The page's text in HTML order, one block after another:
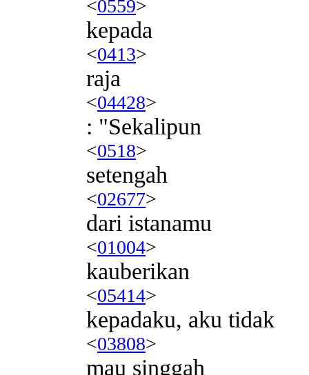
<0559>
kepada
<0413>
raja
<04428>
: "Sekalipun
<0518>
setengah
<02677>
dari istanamu
<01004>
kauberikan
<05414>
kepadaku, aku tidak
<03808>
mau singgah